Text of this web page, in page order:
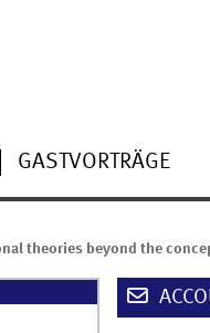
GASTVORTRÄGE
theories beyond the